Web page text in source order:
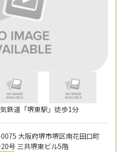
鉄道「堺東駅」徒歩1分
大阪府堺市堺区南花田口町
号 三共堺東ビル5階